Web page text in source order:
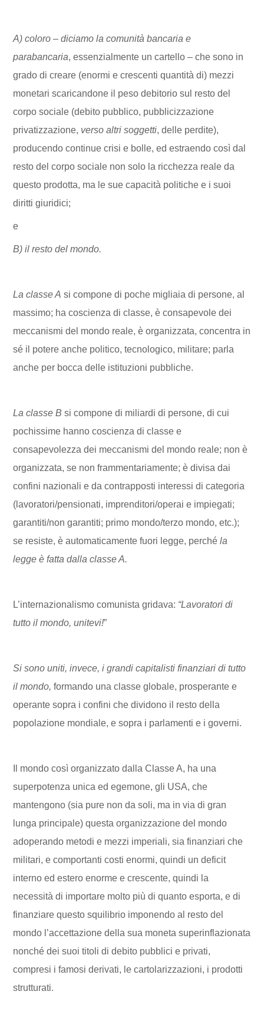
A) coloro – diciamo la comunità bancaria e
parabancaria, essenzialmente un cartello – che sono in
grado di creare (enormi e crescenti quantità di) mezzi
monetari scaricandone il peso debitorio sul resto del
corpo sociale (debito pubblico, pubblicizzazione
privatizzazione, verso altri soggetti, delle perdite),
producendo continue crisi e bolle, ed estraendo così dal
resto del corpo sociale non solo la ricchezza reale da
questo prodotta, ma le sue capacità politiche e i suoi
diritti giuridici;
e
B) il resto del mondo.
La classe A si compone di poche migliaia di persone, al
massimo; ha coscienza di classe, è consapevole dei
meccanismi del mondo reale, è organizzata, concentra in
sé il potere anche politico, tecnologico, militare; parla
anche per bocca delle istituzioni pubbliche.
La classe B si compone di miliardi di persone, di cui
pochissime hanno coscienza di classe e
consapevolezza dei meccanismi del mondo reale; non è
organizzata, se non frammentariamente; è divisa dai
confini nazionali e da contrapposti interessi di categoria
(lavoratori/pensionati, imprenditori/operai e impiegati;
garantiti/non garantiti; primo mondo/terzo mondo, etc.);
se resiste, è automaticamente fuori legge, perchéla
legge è fatta dalla classe A.
L’internazionalismo comunista gridava: “Lavoratori di
tutto il mondo, unitevi!”
Si sono uniti, invece, i grandi capitalisti finanziari di tutto
il mondo, formando una classe globale, prosperante e
operante sopra i confini che dividono il resto della
popolazione mondiale, e sopra i parlamenti e i governi.
Il mondo così organizzato dalla Classe A, ha una
superpotenza unica ed egemone, gli USA, che
mantengono (sia pure non da soli, ma in via di gran
lunga principale) questa organizzazione del mondo
adoperando metodi e mezzi imperiali, sia finanziari che
militari, e comportanti costi enormi, quindi un deficit
interno ed estero enorme e crescente, quindi la
necessità di importare molto più di quanto esporta, e di
finanziare questo squilibrio imponendo al resto del
mondo l’accettazione della sua moneta superinflazionata
nonché dei suoi titoli di debito pubblici e privati,
compresi i famosi derivati, le cartolarizzazioni, i prodotti
strutturati.